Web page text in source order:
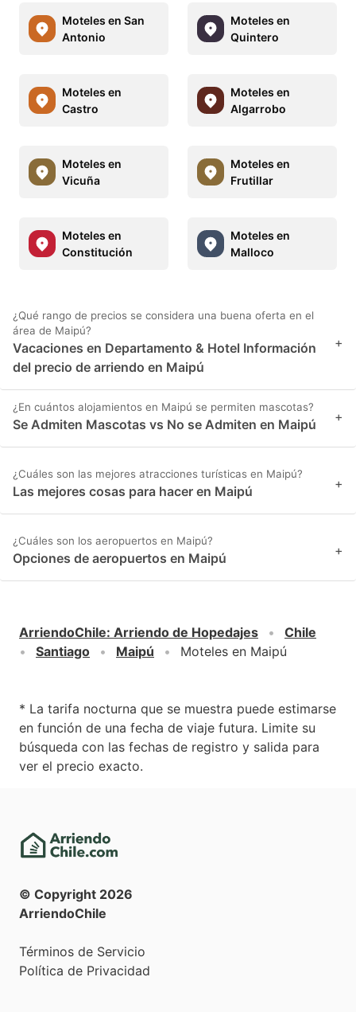
Moteles en San
Antonio
Moteles en
Quintero
Moteles en
Castro
Moteles en
Algarrobo
Moteles en
Vicuña
Moteles en
Frutillar
Moteles en
Constitución
Moteles en
Malloco
¿Qué rango de precios se considera una buena oferta en el
área de Maipú?
Vacaciones en Departamento & Hotel Información
del precio de arriendo en Maipú
+
¿En cuántos alojamientos en Maipú se permiten mascotas?
Se Admiten Mascotas vs No se Admiten en Maipú +
¿Cuáles son las mejores atracciones turísticas en Maipú?
Las mejores cosas para hacer en Maipú +
¿Cuáles son los aeropuertos en Maipú?
Opciones de aeropuertos en Maipú +
ArriendoChile: Arriendo de Hopedajes
Chile
Santiago
Maipú Moteles en Maipú
* La tarifa nocturna que se muestra puede estimarse
en función de una fecha de viaje futura. Limite su
búsqueda con las fechas de registro y salida para
ver el precio exacto.
© Copyright 2026
ArriendoChile
Términos de Servicio
Política de Privacidad